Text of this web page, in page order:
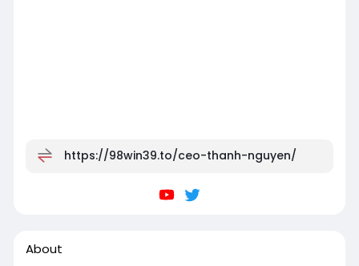
https://98win39.to/ceo-thanh-nguyen/
About